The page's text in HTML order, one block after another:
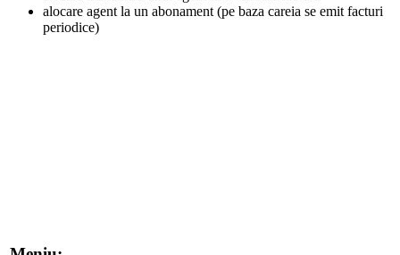
alocare agent la un abonament (pe baza careia se emit facturi
periodice)